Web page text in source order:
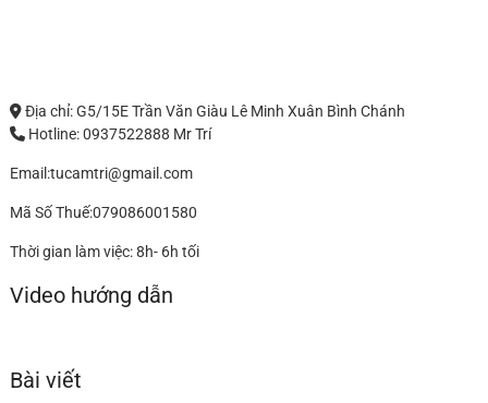
Địa chỉ: G5/15E Trần Văn Giàu Lê Minh Xuân Bình Chánh
Hotline: 0937522888 Mr Trí
Email:tucamtri@gmail.com
Mã Số Thuế:079086001580
Thời gian làm việc: 8h- 6h tối
Video hướng dẫn
Bài viết